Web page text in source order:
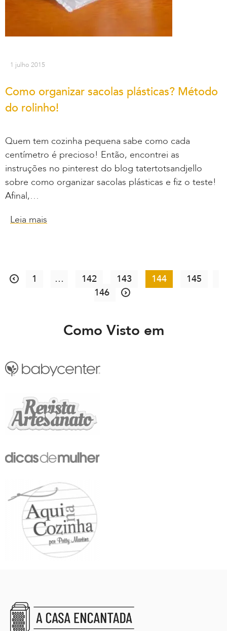
1 julho 2015
Como organizar sacolas plásticas? Método
do rolinho!
Quem tem cozinha pequena sabe como cada
centímetro é precioso! Então, encontrei as
instruções no pinterest do blog tatertotsandjello
sobre como organizar sacolas plásticas e fiz o teste!
Afinal,…
Leia mais
1 … 142 143 144
145
146
Como Visto em